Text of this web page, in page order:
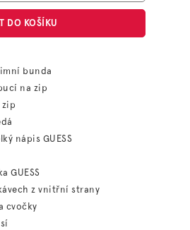
DO KOŠÍKU
bunda
na zip
zip
nápis GUESS
GUESS
z vnitřní strany
cvočky